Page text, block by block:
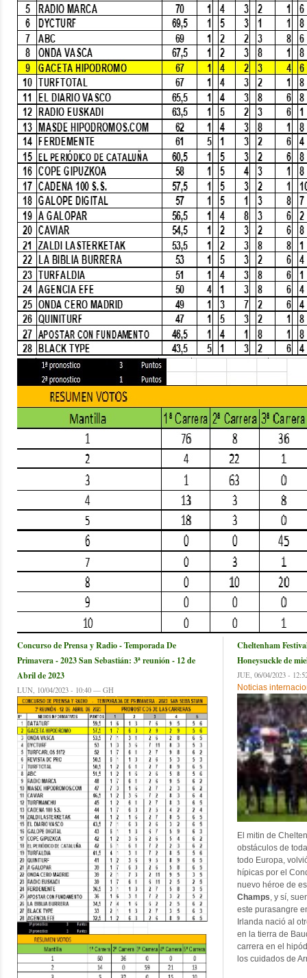
Concurso de Prensa y Radio - Temporada De
Primavera - 2023 San Sebastián: 3ª reunión - 12 de
Abril de 2023
LUN, 10/04/2023 - 10:40 — GH
Cheltenham
Honeysuckle de
JUE, 06/04/2023 -
Noticias
El mitin de
obstáculos de
todo Europa,
hípicas por el
nuevo héroe de
Champs, y sí,
este purasangre
Irlanda nació al
en la tierra de
carrera en el
los cuidados de